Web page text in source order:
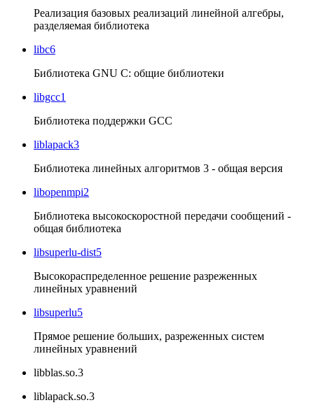
Реализация базовых реализаций линейной алгебры,
разделяемая библиотека
libc6
Библиотека GNU C: общие библиотеки
libgcc1
Библиотека поддержки GCC
liblapack3
Библиотека линейных алгоритмов 3 - общая версия
libopenmpi2
Библиотека высокоскоростной передачи сообщений -
общая библиотека
libsuperlu-dist5
Высокораспределенное решение разреженных
линейных уравнений
libsuperlu5
Прямое решение больших, разреженных систем
линейных уравнений
libblas.so.3
liblapack.so.3